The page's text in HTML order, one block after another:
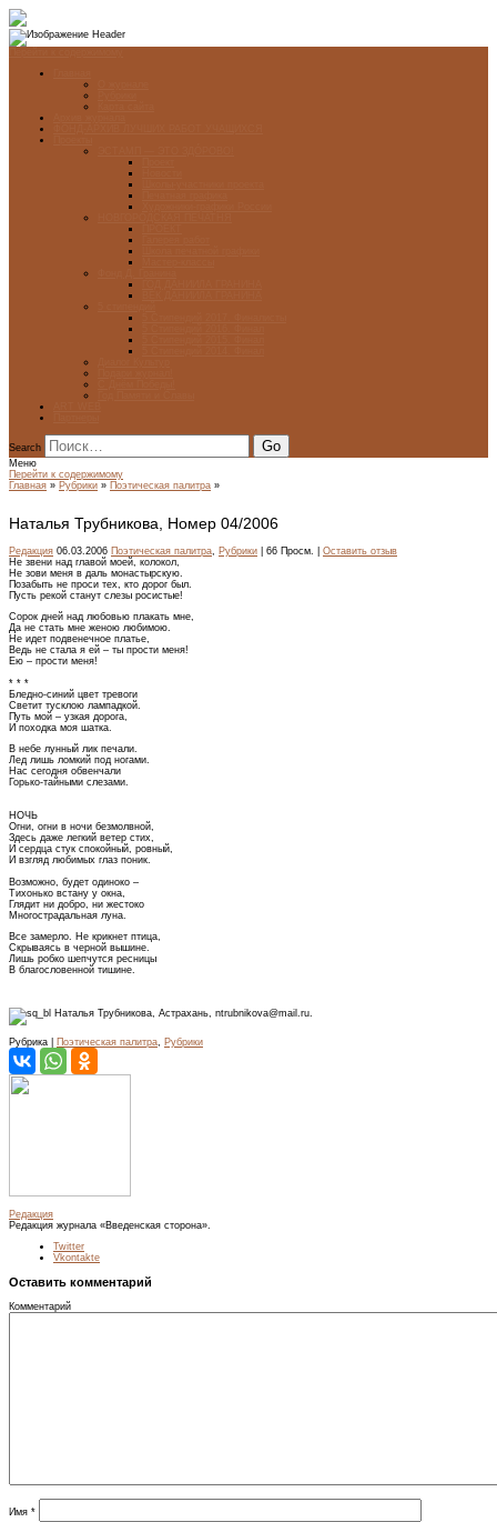
Search
Меню
Перейти к содержимому
Главная » Рубрики » Поэтическая палитра »
Наталья Трубникова, Номер 04/2006
Редакция 06.03.2006 Поэтическая палитра, Рубрики | 66 Просм. | Оставить отзыв
Не звени над главой моей, колокол,
Не зови меня в даль монастырскую.
Позабыть не проси тех, кто дорог был.
Пусть рекой станут слезы росистые!
Сорок дней над любовью плакать мне,
Да не стать мне женою любимою.
Не идет подвенечное платье,
Ведь не стала я ей – ты прости меня!
Ею – прости меня!
* * *
Бледно-синий цвет тревоги
Светит тусклою лампадкой.
Путь мой – узкая дорога,
И походка моя шатка.
В небе лунный лик печали.
Лед лишь ломкий под ногами.
Нас сегодня обвенчали
Горько-тайными слезами.
НОЧЬ
Огни, огни в ночи безмолвной,
Здесь даже легкий ветер стих,
И сердца стук спокойный, ровный,
И взгляд любимых глаз поник.
Возможно, будет одиноко –
Тихонько встану у окна,
Глядит ни добро, ни жестоко
Многострадальная луна.
Все замерло. Не крикнет птица,
Скрываясь в черной вышине.
Лишь робко шепчутся ресницы
В благословенной тишине.
Наталья Трубникова, Астрахань, ntrubnikova@mail.ru.
Рубрика | Поэтическая палитра Рубрики
Редакция
Редакция журнала «Введенская сторона».
Twitter
Vkontakte
Оставить комментарий
Комментарий
Имя *